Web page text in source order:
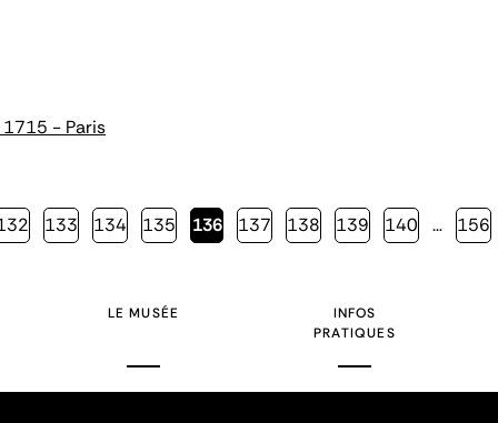
- Paris
Page
133 Page
134 Page
135
Page
136 Page
137 Page
138 Page
139 Page
140 … Page
156
LE MUSÉE
INFOS
PRATIQUES